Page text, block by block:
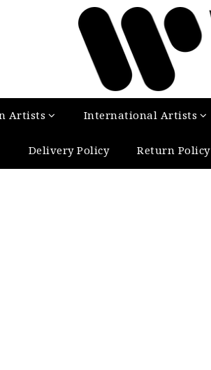
Artists International Artists
Delivery Policy Return Policy